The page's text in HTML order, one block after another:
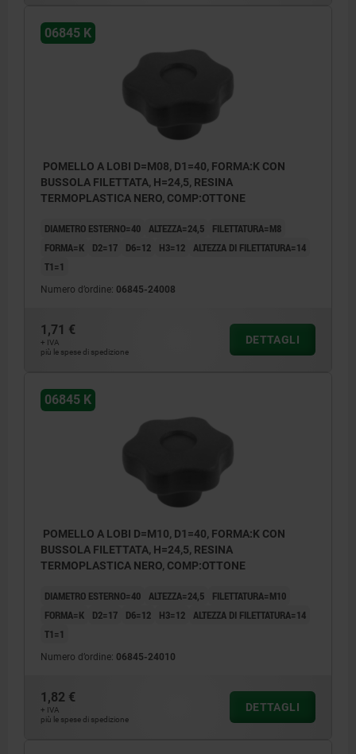
06845 K
POMELLO A LOBI D=M08, D1=40, FORMA:K CON
BUSSOLA FILETTATA, H=24,5, RESINA
TERMOPLASTICA NERO, COMP:OTTONE
DIAMETRO ESTERNO=40 ALTEZZA=24,5
FILETTATURA=M8
FORMA=K
D2=17 D6=12 H3=12 ALTEZZA DI FILETTATURA=14
T1=1
Numero d’ordine: 06845-24008
1,71 €
+ IVA
più le spese di spedizione
DETTAGLI
06845 K
POMELLO A LOBI D=M10, D1=40, FORMA:K CON
BUSSOLA FILETTATA, H=24,5, RESINA
TERMOPLASTICA NERO, COMP:OTTONE
DIAMETRO ESTERNO=40 ALTEZZA=24,5
FILETTATURA=M10
FORMA=K
D2=17 D6=12 H3=12
ALTEZZA DI FILETTATURA=14
T1=1
Numero d’ordine: 06845-24010
1,82 €
+ IVA
più le spese di spedizione
DETTAGLI